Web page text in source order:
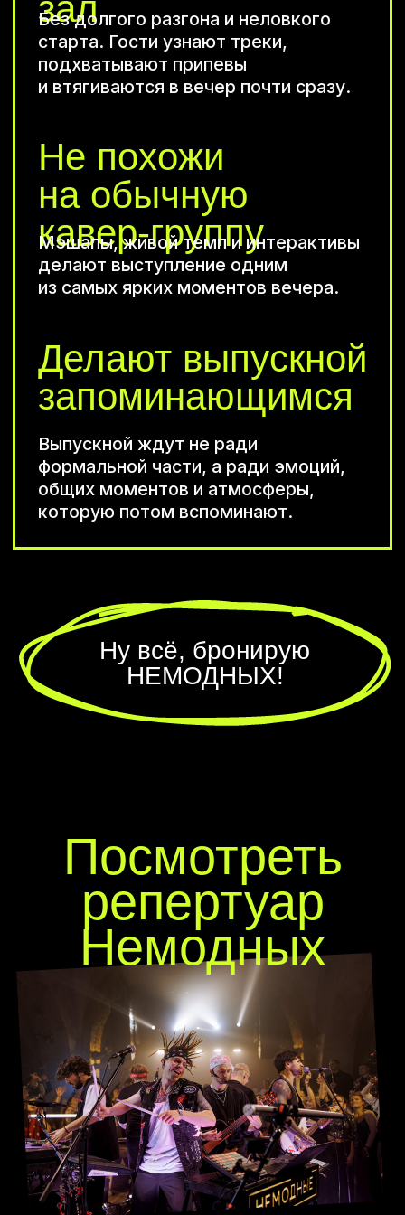
выпускной
в Москве
Спросить TG-бота
Инструкция к TG-боту
Или решите вопрос еще
быстрее — спросите
нашего бота
Я даюсогласие на обработку
и соглашаюсь сполитикой
Забронить выступление